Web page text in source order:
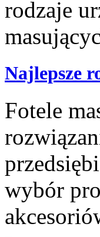
Najlepsze
Fotele
wybór